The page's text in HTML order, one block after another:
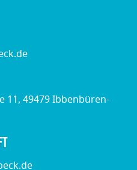
11, 49479 Ibbenbüren-